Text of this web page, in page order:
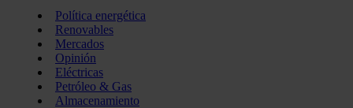
Política energética
Renovables
Mercados
Opinión
Eléctricas
Petróleo & Gas
Almacenamiento